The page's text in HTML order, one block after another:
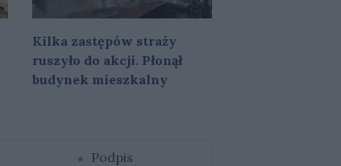
Kilka zastępów straży
ruszyło do akcji. Płonął
budynek mieszkalny
Podpis